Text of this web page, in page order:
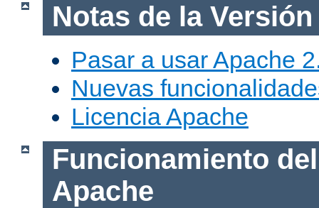
Notas de la Versión
Pasar a usar Apache
Nuevas
Licencia Apache
Funcionamiento
Apache